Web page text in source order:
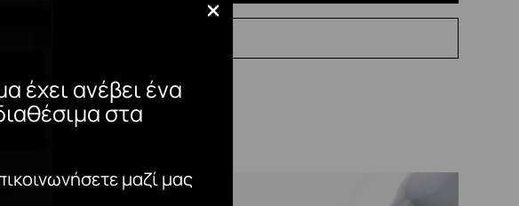
έχει ανέβει ένα
στα
μαζί μας